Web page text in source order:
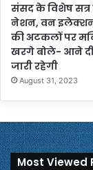
संसद के विशेष सत्र
नेशन, वन
की अटकलों पर
खरगे बोले- आने
जारी रहेगी
August 31, 2023
Most Viewed